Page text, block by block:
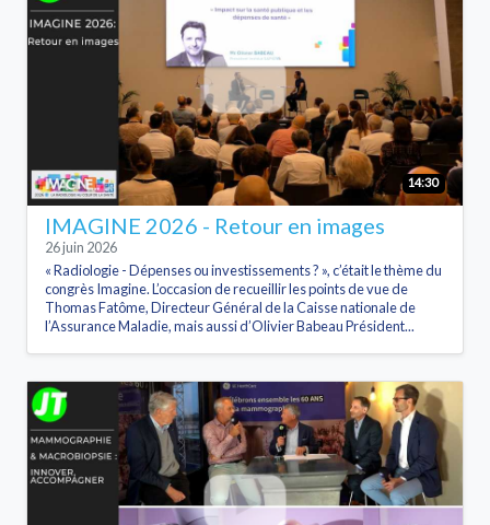
14:30
IMAGINE 2026 - Retour en images
26 juin 2026
« Radiologie - Dépenses ou investissements ? », c’était le thème du
congrès Imagine. L’occasion de recueillir les points de vue de
Thomas Fatôme, Directeur Général de la Caisse nationale de
l’Assurance Maladie, mais aussi d’Olivier Babeau Président...